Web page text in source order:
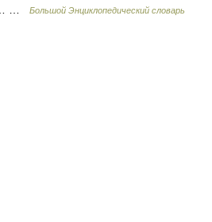
…
Большой Энциклопедический словарь